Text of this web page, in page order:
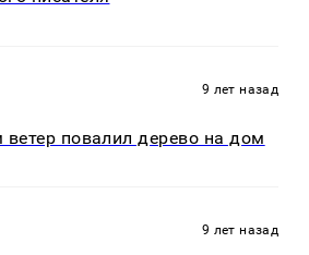
9 лет назад
повалил дерево на дом
9 лет назад